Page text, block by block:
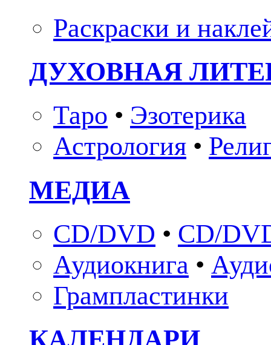
Раскраски и
ДУХОВНАЯ
Таро • Эзотерика
Астрология •
МЕДИА
CD/DVD • CD/
Аудиокнига •
Грампластинки